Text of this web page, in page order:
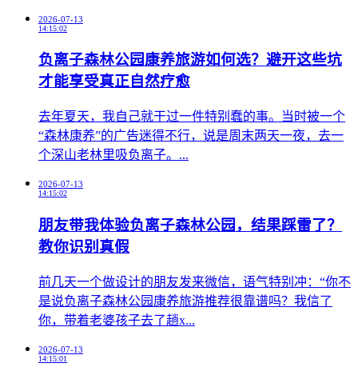
2026-07-13
14:15:02
负离子森林公园康养旅游如何选？避开这些坑
才能享受真正自然疗愈
​去年夏天，我自己就干过一件特别蠢的事。当时被一个
“森林康养”的广告迷得不行，说是周末两天一夜，去一
个深山老林里吸负离子。...
2026-07-13
14:15:02
朋友带我体验负离子森林公园，结果踩雷了？
教你识别真假
前几天一个做设计的朋友发来微信，语气特别冲：“你不
是说负离子森林公园康养旅游推荐很靠谱吗？我信了
你，带着老婆孩子去了趟x...
2026-07-13
14:15:01